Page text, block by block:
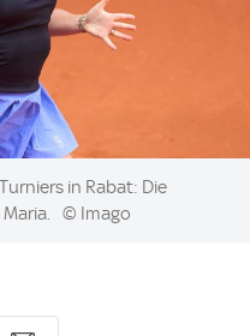
in Rabat: Die
© Imago